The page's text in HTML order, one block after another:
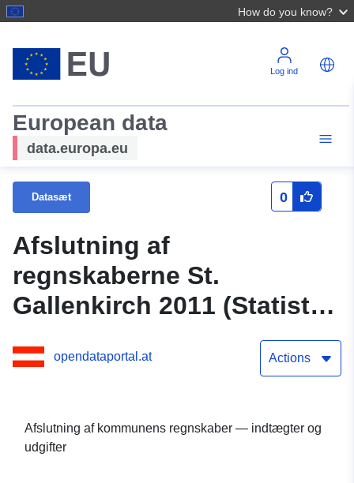
How do you know?
Log ind
European data
data.europa.eu
Datasæt 0
Afslutning af
regnskaberne St.
Gallenkirch 2011 (Statistik
opendataportal.at Actions
Afslutning af kommunens regnskaber — indtægter og
udgifter